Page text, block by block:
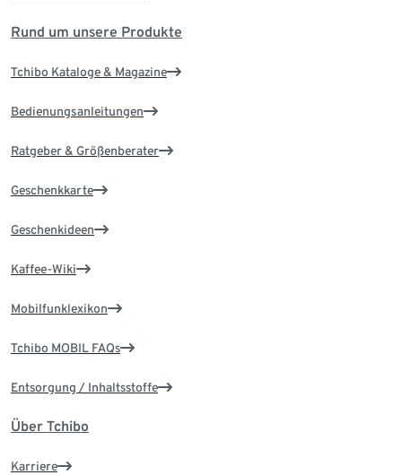
Rund um unsere Produkte
Tchibo Kataloge & Magazine
Bedienungsanleitungen
Ratgeber & Größenberater
Geschenkkarte
Geschenkideen
Kaffee-Wiki
Mobilfunklexikon
Tchibo MOBIL FAQs
Entsorgung / Inhaltsstoffe
Über Tchibo
Karriere